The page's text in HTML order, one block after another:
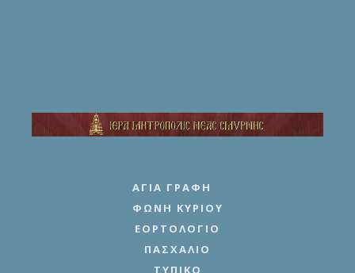
ΑΓΊΑ ΓΡΑΦΉ
ΦΩΝΉ ΚΥΡΊΟΥ
ΕΟΡΤΟΛΌΓΙΟ
ΠΑΣΧΆΛΙΟ
ΤΥΠΙΚΌ